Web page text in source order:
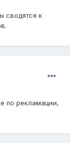
сводятся к
по рекламации,